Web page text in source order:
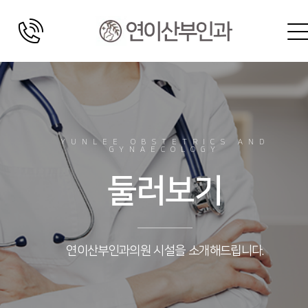
YUNLEE OBSTETRICS AND
GYNAECOLOGY
둘러보기
연이산부인과의원 시설을 소개해드립니다.